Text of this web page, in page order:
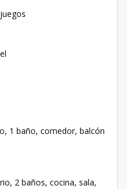
1 baño, comedor, balcón
2 baños, cocina, sala,